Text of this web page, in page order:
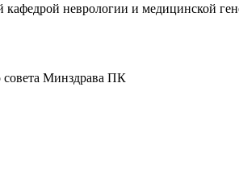
неврологии и медицинской
Минздрава ПК